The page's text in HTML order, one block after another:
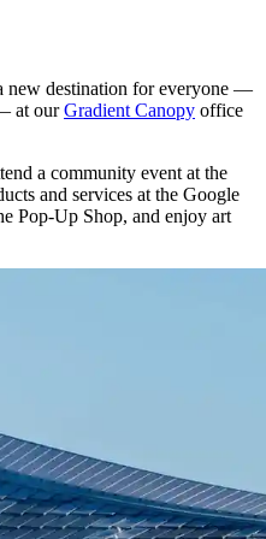
new destination for everyone —
at ourGradient Canopy office
a community event at the
and services at the Google
Pop-Up Shop, and enjoy art